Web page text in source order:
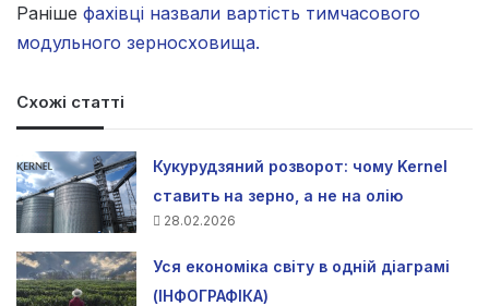
Раніше фахівці назвали вартість тимчасового
модульного зерносховища.
Схожі статті
Кукурудзяний розворот: чому Kernel
ставить на зерно, а не на олію
28.02.2026
Уся економіка світу в одній діаграмі
(ІНФОГРАФІКА)